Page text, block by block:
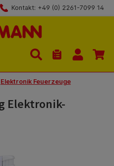
Kontakt: +49 (0) 2261-7099 14
Du hast 0
Elektronik Feuerzeuge
Elektronik-